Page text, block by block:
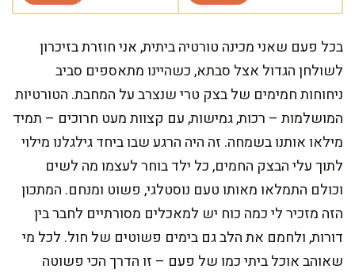
בכל פעם שאני מכינה טורטיה ביתית, אני חוזרת בזיכרון
לשולחן הגדול אצל סבתא, כשהיינו מתאספים סביב
ניחוחות חמימים של בצק טרי שנצרב על המחבת. הטורטיות
המושלמות – רכות, גמישות, עם קצוות מעט חרוכים – תמיד
מילאו אותנו בשמחה. זה היה הרגע שבו ביחד גילגלנו מילוי
לתוך עלי הבצק החמים, כל ילד בוחר לעצמו מה לשים
וכולם התמלאו מאותו טעם נוסטלגי, פשוט ומנחם. המתכון
הזה מזכיר לי כמה כוח יש למאכלים מסורתיים לחבר בין
דורות, ולחמם את הלב גם בימים פשוטים של חול. לכל מי
שאוהב אוכל ביתי כמו של פעם – זו הדרך הכי פשוטה